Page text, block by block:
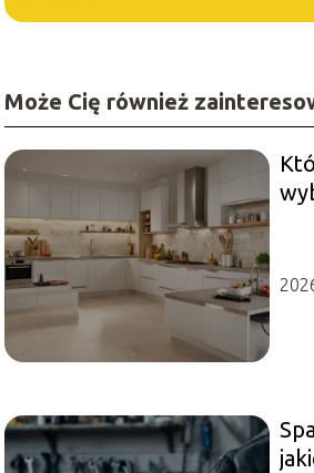
Może Cię również